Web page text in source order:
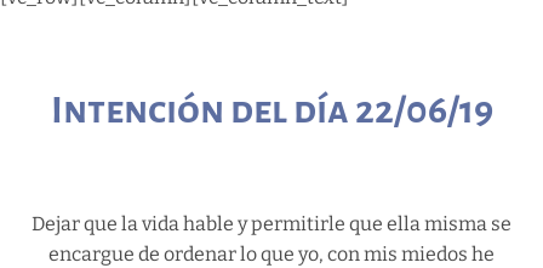
Intención del día 22/06/19
Dejar que la vida hable y permitirle que ella misma se
encargue de ordenar lo que yo, con mis miedos he